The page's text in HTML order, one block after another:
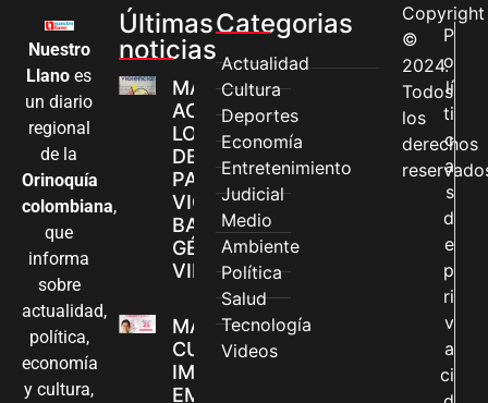
Nuestro
Llano es
un diario
regional
de la
Orinoquía
colombiana,
que
informa
sobre
actualidad,
política,
economía
y cultura,
Últimas
noticias
MÁS MUJERES
ACCEDEN A
LOS CANALES
DE ATENCIÓN
PARA
VIOLENCIAS
BASADAS EN
GÉNERO EN
VILLAVICENCIO
MADRES
CUIDADORAS
IMPULSAN SUS
EMPRENDIMIENTOS
Categorias
Actualidad
Cultura
Deportes
Economía
Entretenimiento
Judicial
Medio
Ambiente
Política
Salud
Tecnología
Videos
Copyright
©
2024.
Todos
los
derechos
P
o
lí
ti
c
a
s
d
e
p
ri
v
a
ci